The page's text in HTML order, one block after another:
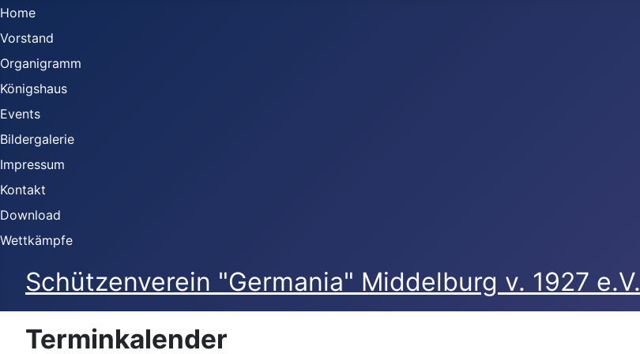
Home
Vorstand
Organigramm
Königshaus
Events
Bildergalerie
Impressum
Kontakt
Download
Wettkämpfe
Schützenverein "Germania" Middelburg v. 1927 e.V.
Terminkalender